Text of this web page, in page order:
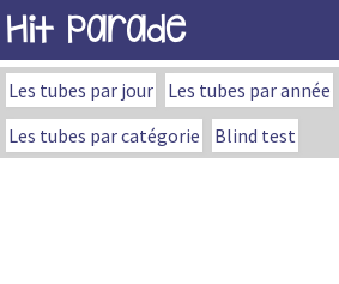
Hit Parade
Les tubes par jour Les tubes par année
Les tubes par catégorie
Blind test